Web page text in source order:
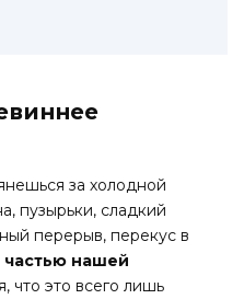
за холодной
пузырьки, сладкий
перерыв, перекус в
частью нашей
что это всего лишь